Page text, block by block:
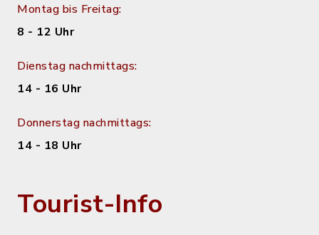
Montag bis Freitag:
8 - 12 Uhr
Dienstag nachmittags:
14 - 16 Uhr
Donnerstag nachmittags:
14 - 18 Uhr
Tourist-Info